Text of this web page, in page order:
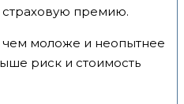
премию.
чем моложе и неопытнее
риск и стоимость